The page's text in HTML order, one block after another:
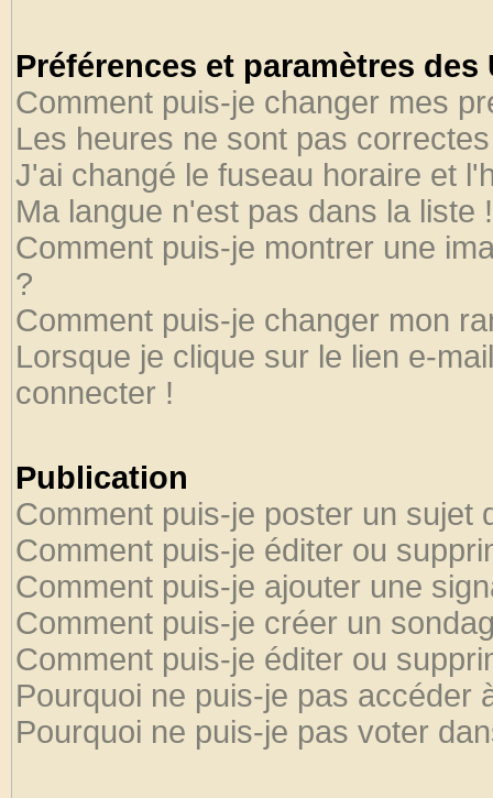
Préférences et paramètres
Comment puis-je changer mes
Les heures ne sont pas
J'ai changé le fuseau horaire et
Ma langue n'est pas dans la liste !
Comment puis-je montrer une
?
Comment puis-je changer mon
Lorsque je clique sur le lien e-
connecter !
Publication
Comment puis-je poster un sujet
Comment puis-je éditer ou
Comment puis-je ajouter une
Comment puis-je créer un
Comment puis-je éditer ou
Pourquoi ne puis-je pas accéder
Pourquoi ne puis-je pas voter